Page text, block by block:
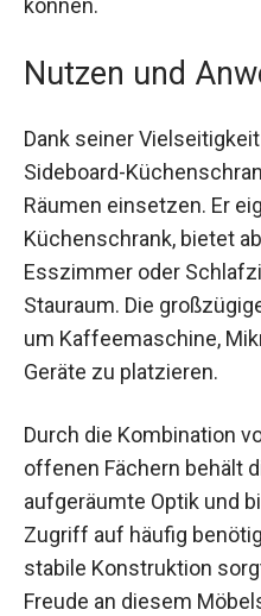
Nutzen und
Dank seiner
Sideboard-
Räumen einsetzen. Er
Küchenschrank, bietet
Esszimmer oder
Stauraum. Die
um Kaffeemaschine,
Geräte zu platzieren.
Durch die Kombination
offenen Fächern behält
aufgeräumte Optik und
Zugriff auf häufig
stabile Konstruktion
Freude an diesem